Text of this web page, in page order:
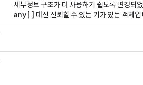
세부정보 구조가 더 사용하기 쉽도록 변경되
any[] 대신 신뢰할 수 있는 키가 있는 객체입